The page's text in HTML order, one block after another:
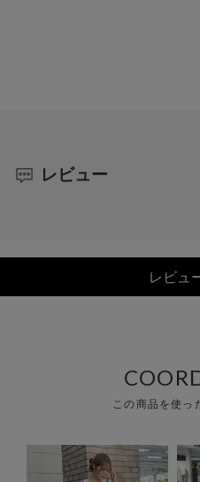
レビュー
レビュ
この商品を使っ